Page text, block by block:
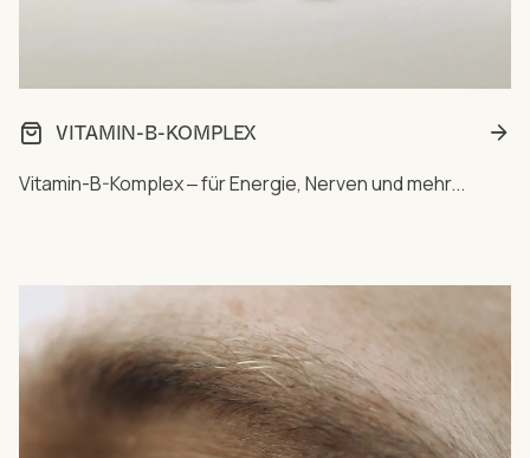
VITAMIN-B-KOMPLEX
Vitamin-B-Komplex ‒ für Energie, Nerven und mehr...